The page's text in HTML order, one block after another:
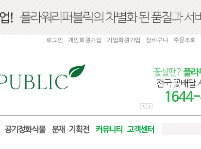
로그인 개인회원가입 기업회원가입 장바구니 주문조회